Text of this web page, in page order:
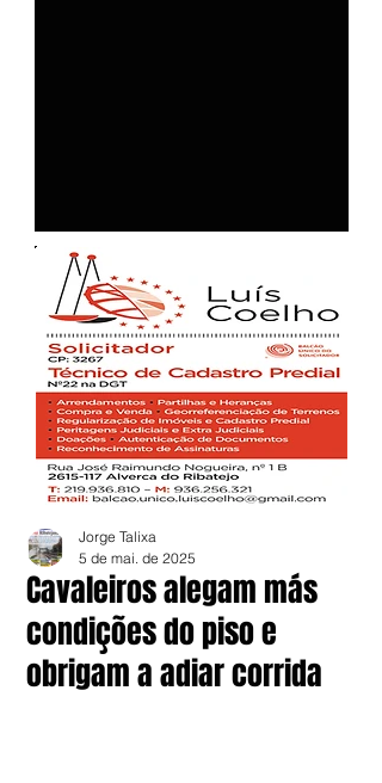
Cavaleiros alegam más
condições do piso e
obrigam a adiar corrida
Jorge Talixa
5 de mai. de 2025